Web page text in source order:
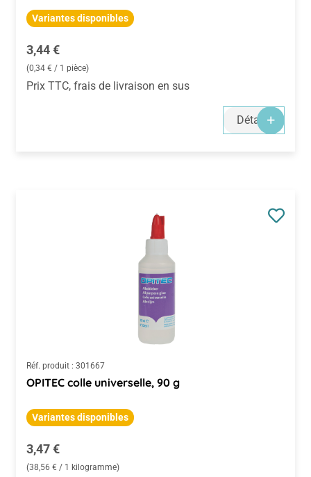
Variantes disponibles
Prix régulier :
3,44 €
(0,34 € / 1 pièce)
Prix TTC, frais de livraison en sus
Détails
Réf. produit : 301667
OPITEC colle universelle, 90 g
Variantes disponibles
Prix régulier :
3,47 €
(38,56 € / 1 kilogramme)